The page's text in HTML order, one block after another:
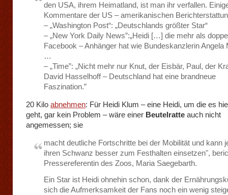
den USA, ihrem Heimatland, ist man ihr verfallen.
Kommentare der US – amerikanischen
– „Washington Post“: „Deutschlands größter Star“
– „New York Daily News”:„Heidi […] die mehr als
Facebook – Anhänger hat wie Bundeskanzlerin Angela
…
– „Time”: „Nicht mehr nur Knut, der Eisbär, Paul, der
David Hasselhoff – Deutschland hat eine brandneue
Faszination.”
20 Kilo abnehmen: Für Heidi Klum – eine Heidi, um die es
geht, gar kein Problem – wäre einer Beutelratte auch nicht
angemessen; sie
macht deutliche Fortschritte bei der Mobilität und kann
ihren Schwanz besser zum Festhalten einsetzen",
Pressereferentin des Zoos, Maria Saegebarth.
Ein Star ist Heidi ohnehin schon, dank der
sich die Aufmerksamkeit der Fans noch ein wenig